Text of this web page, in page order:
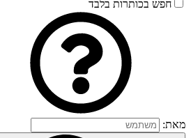
חפש בכותרות בלבד
מאת: